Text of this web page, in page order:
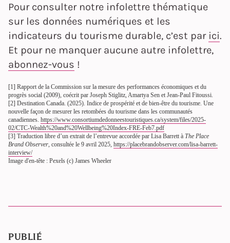
Pour consulter notre infolettre thématique
sur les données numériques et les
indicateurs du tourisme durable, c’est par ici.
Et pour ne manquer aucune autre infolettre,
abonnez-vous !
[1] Rapport de la Commission sur la mesure des performances économiques et du
progrès social (2009), coécrit par Joseph Stiglitz, Amartya Sen et Jean-Paul Fitoussi.
[2] Destination Canada. (2025). Indice de prospérité et de bien-être du tourisme. Une
nouvelle façon de mesurer les retombées du tourisme dans les communautés
canadiennes. https://www.consortiumdedonneestouristiques.ca/system/files/2025-
02/CTC-Wealth%20and%20Wellbeing%20Index-FRE-Feb7.pdf
[3] Traduction libre d’un extrait de l’entrevue accordée par Lisa Barrett à The Place
Brand Observer, consultée le 9 avril 2025, https://placebrandobserver.com/lisa-barrett-
interview/
Image d'en-tête : Pexels (c) James Wheeler
PUBLIÉ